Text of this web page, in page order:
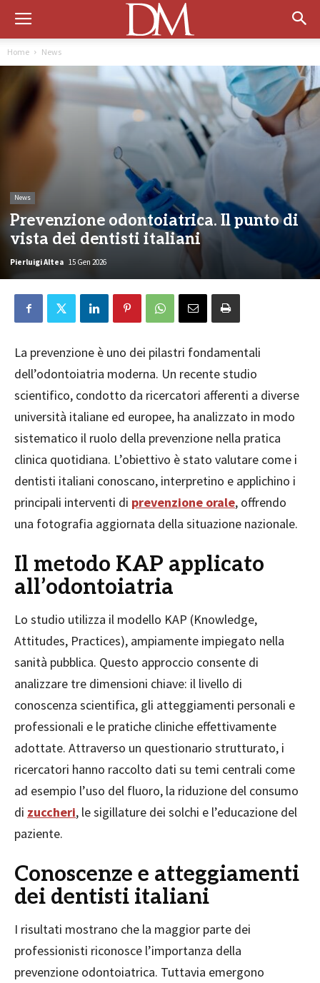
Home News
News
Prevenzione odontoiatrica. Il punto di
vista dei dentisti italiani
Pierluigi Altea 15 Gen 2026
La prevenzione è uno dei pilastri fondamentali
dell’odontoiatria moderna. Un recente studio
scientifico, condotto da ricercatori afferenti a diverse
università italiane ed europee, ha analizzato in modo
sistematico il ruolo della prevenzione nella pratica
clinica quotidiana. L’obiettivo è stato valutare come i
dentisti italiani conoscano, interpretino e applichino i
principali interventi di prevenzione orale, offrendo
una fotografia aggiornata della situazione nazionale.
Il metodo KAP applicato
all’odontoiatria
Lo studio utilizza il modello KAP (Knowledge,
Attitudes, Practices), ampiamente impiegato nella
sanità pubblica. Questo approccio consente di
analizzare tre dimensioni chiave: il livello di
conoscenza scientifica, gli atteggiamenti personali e
professionali e le pratiche cliniche effettivamente
adottate. Attraverso un questionario strutturato, i
ricercatori hanno raccolto dati su temi centrali come
ad esempio l’uso del fluoro, la riduzione del consumo
di zuccheri, le sigillature dei solchi e l’educazione del
paziente.
Conoscenze e atteggiamenti
dei dentisti italiani
I risultati mostrano che la maggior parte dei
professionisti riconosce l’importanza della
prevenzione odontoiatrica. Tuttavia emergono